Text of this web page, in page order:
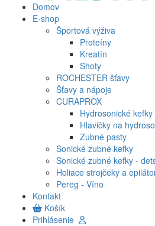
Domov
E-shop
Športová výživa
Proteíny
Kreatín
Shoty
ROCHESTER šťavy
Šťavy a nápoje
CURAPROX
Hydrosonické kefky
Hlavičky na
Zubné pasty
Sonické zubné kefky
Sonické zubné kefky -
Holiace strojčeky a
Pereg - Víno
Kontakt
Košík
Prihlásenie